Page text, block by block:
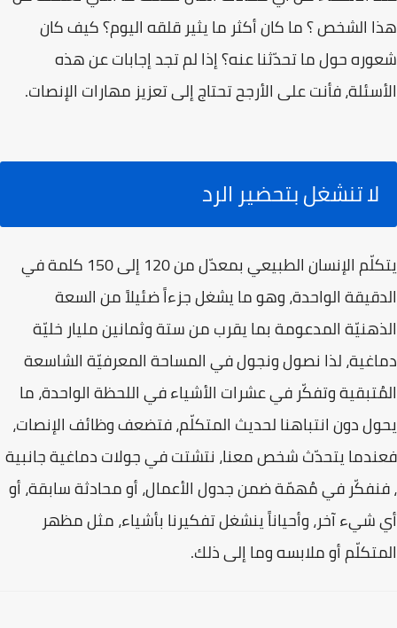
هذا الشخص ؟ ما كان أكثر ما يثير قلقه اليوم؟ كيف كان
شعوره حول ما تحدّثنا عنه؟ إذا لم تجد إجابات عن هذه
الأسئلة، فأنت على الأرجح تحتاج إلى تعزيز مهارات الإنصات.
لا تنشغل بتحضير الرد
يتكلّم الإنسان الطبيعي بمعدّل من 120 إلى 150 كلمة في
الدقيقة الواحدة، وهو ما يشغل جزءاً ضئيلاً من السعة
الذهنيّة المدعومة بما يقرب من ستة وثمانين مليار خليّة
دماغية، لذا نصول ونجول في المساحة المعرفيّة الشاسعة
المُتبقية وتفكّر في عشرات الأشياء في اللحظة الواحدة، ما
يحول دون انتباهنا لحديث المتكلّم، فتضعف وظائف الإنصات،
فعندما يتحدّث شخص معنا، نتشتت في جولات دماغية جانبية
، فنفكّر في مُهمّة ضمن جدول الأعمال، أو محادثة سابقة، أو
أي شيء آخر، وأحياناً ينشغل تفكيرنا بأشياء، مثل مظهر
المتكلّم أو ملابسه وما إلى ذلك.